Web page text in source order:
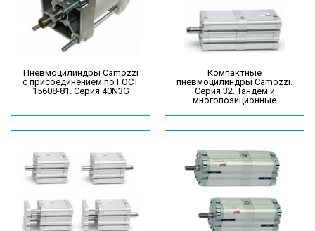
Пневмоцилиндры Camozzi
с присоединением по ГОСТ
15608-81. Серия 40N3G
Компактные
пневмоцилиндры Camozzi.
Серия 32. Тандем и
многопозиционные